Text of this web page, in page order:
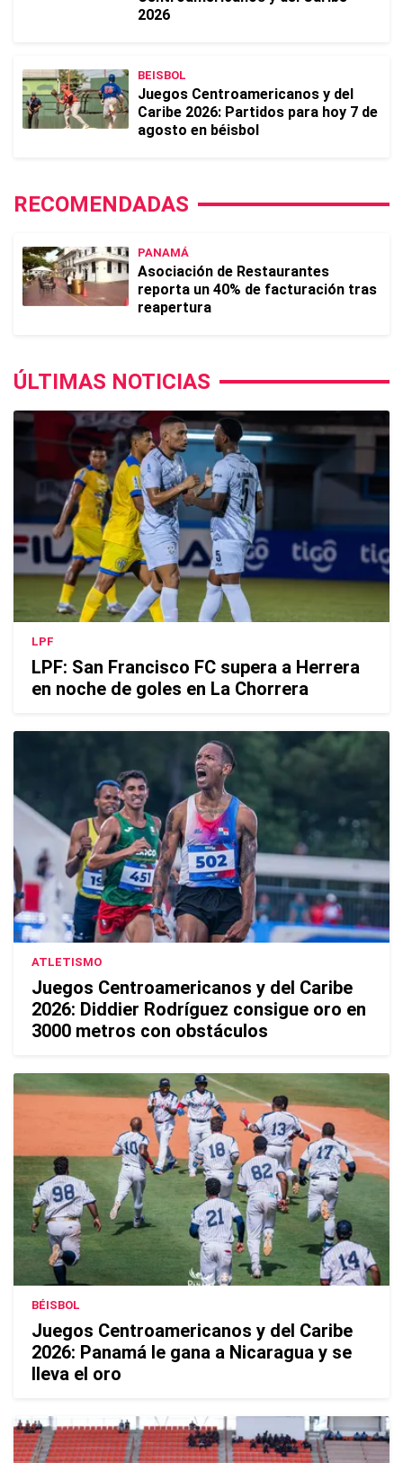
2026
BEISBOL
Juegos Centroamericanos y del
Caribe 2026: Partidos para hoy 7 de
agosto en béisbol
RECOMENDADAS
PANAMÁ
Asociación de Restaurantes
reporta un 40% de facturación tras
reapertura
ÚLTIMAS NOTICIAS
LPF
LPF: San Francisco FC supera a Herrera
en noche de goles en La Chorrera
ATLETISMO
Juegos Centroamericanos y del Caribe
2026: Diddier Rodríguez consigue oro en
3000 metros con obstáculos
BÉISBOL
Juegos Centroamericanos y del Caribe
2026: Panamá le gana a Nicaragua y se
lleva el oro